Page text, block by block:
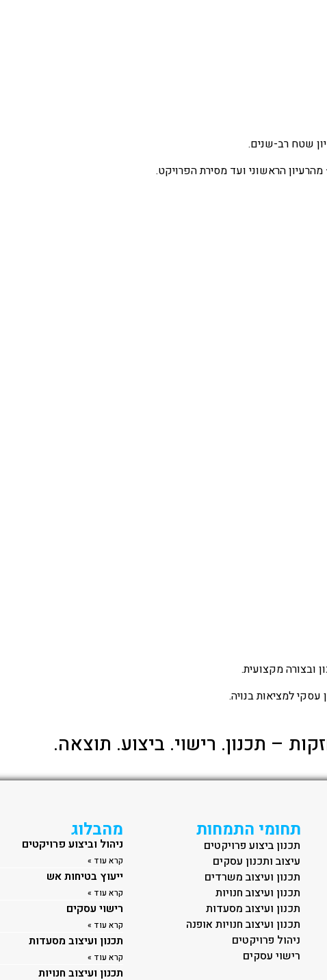
שטח רב-שנים.
הראשוני ועד מסירת הפרויקט.
ובצורה מקצועית.
עסקי למציאות בנויה.
– תכנון. רישוי. ביצוע. תוצאה.
תחומי התמחות
תכנון ביצוע פרויקטים
עיצוב ותכנון עסקים
תכנון ועיצוב משרדים
תכנון ועיצוב חנויות
תכנון ועיצוב מסעדות
תכנון ועיצוב חנויות אופנה
ניהול פרויקטים
רישוי עסקים
מהבלוג
ניהול וביצוע פרויקטים
קרא עוד »
ייעוץ בטיחות אש
קרא עוד »
רישוי עסקים
קרא עוד »
תכנון ועיצוב מסעדות
קרא עוד »
תכנון ועיצוב חנויות